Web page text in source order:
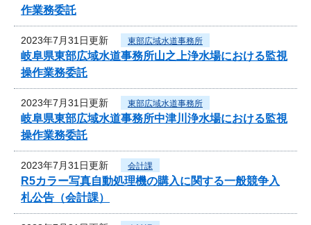
作業務委託
2023年7月31日更新 東部広域水道事務所
岐阜県東部広域水道事務所山之上浄水場における監視
操作業務委託
2023年7月31日更新 東部広域水道事務所
岐阜県東部広域水道事務所中津川浄水場における監視
操作業務委託
2023年7月31日更新 会計課
R5カラー写真自動処理機の購入に関する一般競争入
札公告（会計課）